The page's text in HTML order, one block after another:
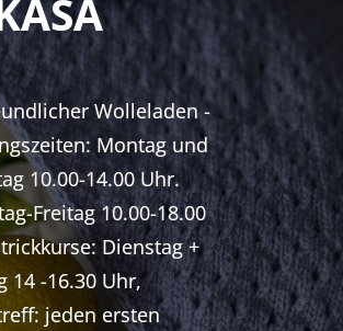
Wolleladen -
Montag und
10.00-14.00 Uhr.
Freitag 10.00-18.00
Dienstag +
14 -16.30 Uhr,
jeden ersten